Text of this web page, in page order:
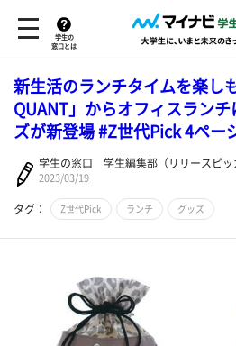
学生の
窓口とは
新生活のランチタイムを楽し
QUANT」からオフィスラン
ズが新登場 #Z世代Pick 4ペー
学生の窓口 学生編集部（リリースピッ
2023/03/19
タグ： Z世代Pick ランチ グッズ